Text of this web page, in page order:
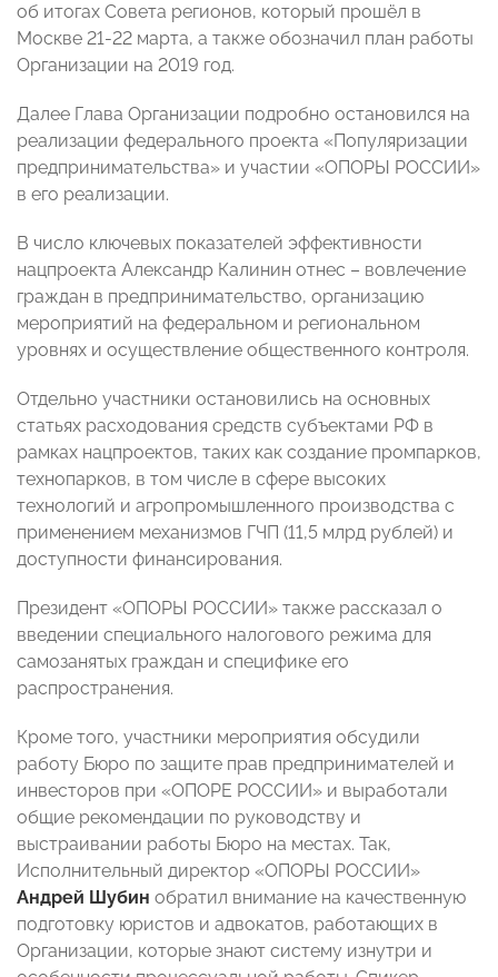
об итогах Совета регионов, который прошёл в
Москве 21-22 марта, а также обозначил план работы
Организации на 2019 год.
Далее Глава Организации подробно остановился на
реализации федерального проекта «Популяризации
предпринимательства» и участии «ОПОРЫ РОССИИ»
в его реализации.
В число ключевых показателей эффективности
нацпроекта Александр Калинин отнес – вовлечение
граждан в предпринимательство, организацию
мероприятий на федеральном и региональном
уровнях и осуществление общественного контроля.
Отдельно участники остановились на основных
статьях расходования средств субъектами РФ в
рамках нацпроектов, таких как создание промпарков,
технопарков, в том числе в сфере высоких
технологий и агропромышленного производства с
применением механизмов ГЧП (11,5 млрд рублей) и
доступности финансирования.
Президент «ОПОРЫ РОССИИ» также рассказал о
введении специального налогового режима для
самозанятых граждан и специфике его
распространения.
Кроме того, участники мероприятия обсудили
работу Бюро по защите прав предпринимателей и
инвесторов при «ОПОРЕ РОССИИ» и выработали
общие рекомендации по руководству и
выстраивании работы Бюро на местах. Так,
Исполнительный директор «ОПОРЫ РОССИИ»
Андрей Шубин обратил внимание на качественную
подготовку юристов и адвокатов, работающих в
Организации, которые знают систему изнутри и